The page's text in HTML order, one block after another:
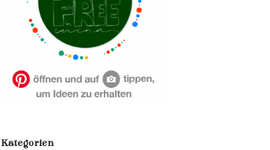
Kategorien